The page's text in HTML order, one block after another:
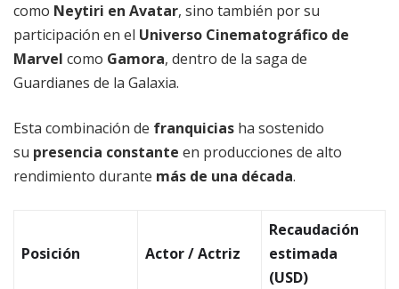
como Neytiri en Avatar, sino también por su
participación en el Universo Cinematográfico de
Marvel como Gamora, dentro de la saga de
Guardianes de la Galaxia.
Esta combinación de franquicias ha sostenido
su presencia constante en producciones de alto
rendimiento durante más de una década.
Posición Actor / Actriz
Recaudación
estimada
(USD)